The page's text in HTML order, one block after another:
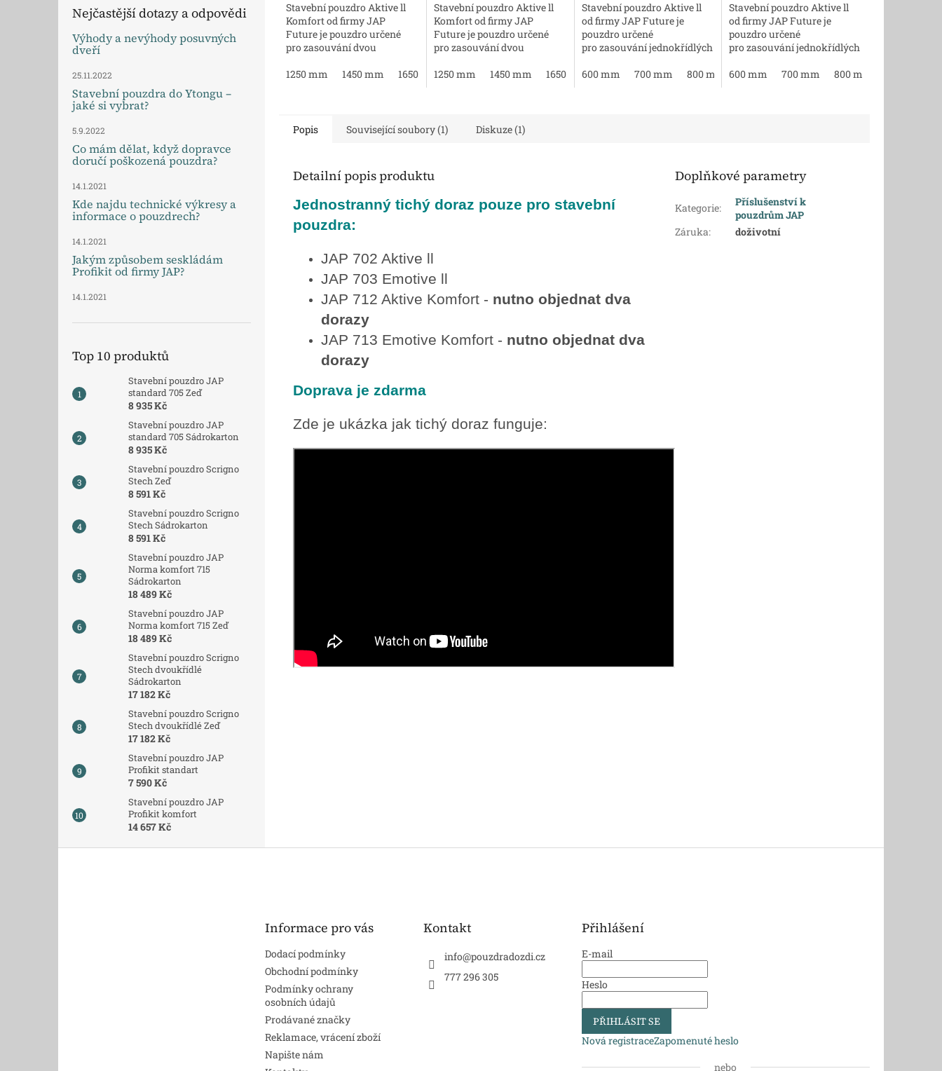
Nejčastější dotazy a odpovědi
Výhody a nevýhody posuvných
dveří
25.11.2022
Stavební pouzdra do Ytongu –
jaké si vybrat?
5.9.2022
Co mám dělat, když dopravce
doručí poškozená pouzdra?
14.1.2021
Kde najdu technické výkresy a
informace o pouzdrech?
14.1.2021
Jakým způsobem seskládám
Profikit od firmy JAP?
14.1.2021
Top 10 produktů
Stavební pouzdro JAP
standard 705 Zeď
8 935 Kč
Stavební pouzdro JAP
standard 705 Sádrokarton
8 935 Kč
Stavební pouzdro Scrigno
Stech Zeď
8 591 Kč
Stavební pouzdro Scrigno
Stech Sádrokarton
8 591 Kč
Stavební pouzdro JAP
Norma komfort 715
Sádrokarton
18 489 Kč
Stavební pouzdro JAP
Norma komfort 715 Zeď
18 489 Kč
Stavební pouzdro Scrigno
Stech dvoukřídlé
Sádrokarton
17 182 Kč
Stavební pouzdro Scrigno
Stech dvoukřídlé Zeď
17 182 Kč
Stavební pouzdro JAP
Profikit standart
7 590 Kč
Stavební pouzdro JAP
Profikit komfort
14 657 Kč
Stavební pouzdro Aktive ll
Komfort od firmy JAP
Future je pouzdro určené
pro zasouvání dvou
zejména pro vlastníky
1250 mm 1450 mm 1650 mm 1850 mm 2050 mm 2250 mm 2450 mm
Stavební pouzdro Aktive ll
Komfort od firmy JAP
Future je pouzdro určené
pro zasouvání dvou
1250 mm
1450 mm 1650 mm 1850 mm 2050 mm 2250 mm 2450 mm
Stavební pouzdro Aktive ll
od firmy JAP Future je
pouzdro určené
pro zasouvání jednokřídlých
vlastníky malometrážních
600 mm 700 mm 800 mm 900 mm 1000 mm 1100 mm
Stavební pouzdro Aktive ll
od firmy JAP Future je
pouzdro určené
pro zasouvání jednokřídlých
bezobložkové pouzdro.
600 mm 700 mm 800 mm
Popis Související soubory (1) Diskuze (1)
Detailní popis produktu
Jednostranný tichý doraz pouze pro stavební
pouzdra:
JAP 702 Aktive ll
JAP 703 Emotive ll
JAP 712 Aktive Komfort - nutno objednat dva
dorazy
JAP 713 Emotive Komfort - nutno objednat dva
dorazy
Doprava je zdarma
Zde je ukázka jak tichý doraz funguje:
Doplňkové parametry
Kategorie:
Příslušenství k
pouzdrům JAP
Záruka: doživotní
Informace pro vás
Dodací podmínky
Obchodní podmínky
Podmínky ochrany
osobních údajů
Prodávané značky
Reklamace, vrácení zboží
Napište nám
Kontakt
info@pouzdradozdi.cz
777 296 305
Přihlášení
E-mail
Heslo
PŘIHLÁSIT SE
Nová registraceZapomenuté heslo
nebo